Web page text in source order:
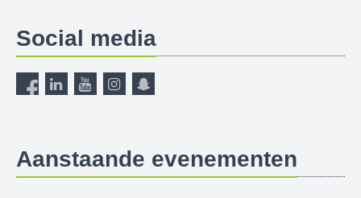
Social media
Aanstaande evenementen